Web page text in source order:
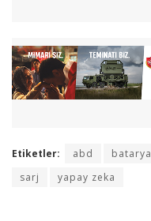
Etiketler: abd batarya
sarj
yapay zeka